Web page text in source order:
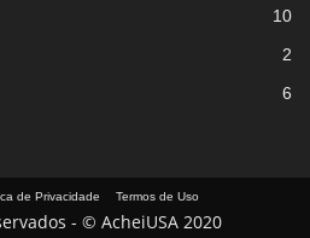
10
2
6
de Privacidade Termos de Uso
- © AcheiUSA 2020